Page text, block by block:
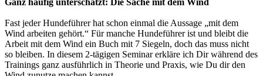
Fast jeder Hundeführer hat schon einmal die Aussage „mit dem
Wind arbeiten gehört.“ Für manche Hundeführer ist und bleibt die
Arbeit mit dem Wind ein Buch mit 7 Siegeln, doch das muss nicht
so bleiben. In diesem 2-tägigen Seminar erkläre ich Dir während des
Trainings ganz ausführlich in Theorie und Praxis, wie Du dir den